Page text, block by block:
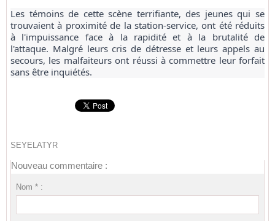
Les témoins de cette scène terrifiante, des jeunes qui se
trouvaient à proximité de la station-service, ont été réduits
à l'impuissance face à la rapidité et à la brutalité de
l'attaque. Malgré leurs cris de détresse et leurs appels au
secours, les malfaiteurs ont réussi à commettre leur forfait
sans être inquiétés.
SEYELATYR
Nouveau commentaire :
Nom * :